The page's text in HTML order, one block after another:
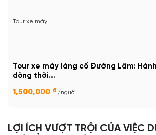
Tour xe máy
Tour xe máy làng cổ Đường Lâm:
dòng thời...
1,500,000 đ /người
LỢI ÍCH VƯỢT TRỘI CỦA VIỆC